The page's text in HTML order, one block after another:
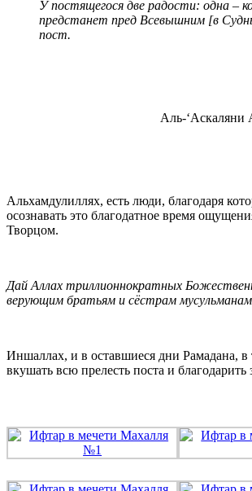
У постящегося две радости: одна ‒
предстанет пред Всевышним [в
пост.
Аль-‘Аскаляни
Альхамдулиллях, есть люди, благодаря
осознавать это благодатное время
Творцом.
Дай Аллах триллионнократных
верующим братьям и сёстрам
Иншаллах, и в оставшиеся дни Рамадана,
вкушать всю прелесть поста и